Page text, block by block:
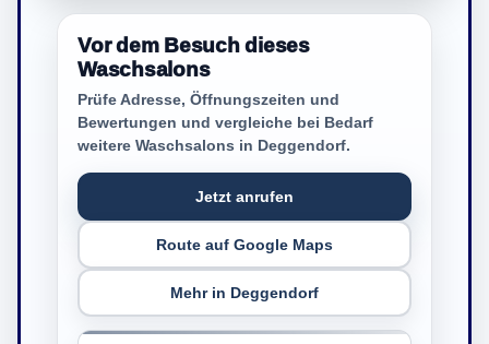
Vor dem Besuch dieses
Waschsalons
Prüfe Adresse, Öffnungszeiten und
Bewertungen und vergleiche bei Bedarf
weitere Waschsalons in Deggendorf.
Jetzt anrufen
Route auf Google Maps
Mehr in Deggendorf